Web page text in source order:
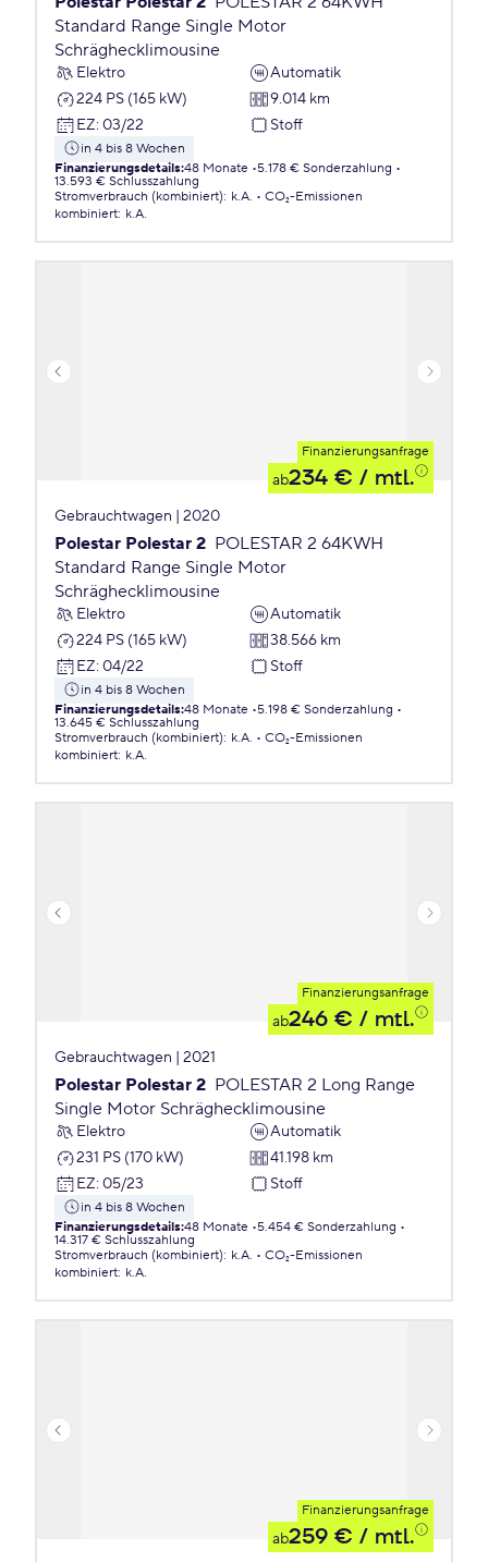
Standard Range Single Motor
Schräghecklimousine
Elektro
Automatik
224 PS (165 kW)
9.014 km
EZ: 03/22 Stoff
in 4 bis 8 Wochen
Finanzierungsdetails:48 Monate 5.178 € Sonderzahlung
13.593 € Schlusszahlung
Stromverbrauch (kombiniert): k.A.
CO₂-Emissionen
kombiniert: k.A.
Finanzierungsanfrage
ab234 € / mtl.
Gebrauchtwagen | 2020
Polestar Polestar 2 POLESTAR 2 64KWH
Standard Range Single Motor
Schräghecklimousine
Elektro
Automatik
224 PS (165 kW)
38.566 km
EZ: 04/22 Stoff
in 4 bis 8 Wochen
Finanzierungsdetails:48 Monate 5.198 € Sonderzahlung
13.645 € Schlusszahlung
Stromverbrauch (kombiniert): k.A.
CO₂-Emissionen
kombiniert: k.A.
Finanzierungsanfrage
ab246 € / mtl.
Gebrauchtwagen | 2021
Polestar Polestar 2 POLESTAR 2 Long Range
Single Motor Schräghecklimousine
Elektro
Automatik
231 PS (170 kW)
41.198 km
EZ: 05/23 Stoff
in 4 bis 8 Wochen
Finanzierungsdetails:48 Monate 5.454 € Sonderzahlung
14.317 € Schlusszahlung
Stromverbrauch (kombiniert): k.A.
CO₂-Emissionen
kombiniert: k.A.
Finanzierungsanfrage
ab259 € / mtl.